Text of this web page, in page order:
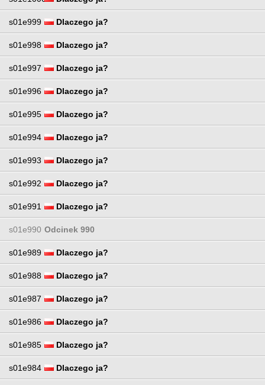
s01e999 Dlaczego ja?
s01e998 Dlaczego ja?
s01e997 Dlaczego ja?
s01e996 Dlaczego ja?
s01e995 Dlaczego ja?
s01e994 Dlaczego ja?
s01e993 Dlaczego ja?
s01e992 Dlaczego ja?
s01e991 Dlaczego ja?
s01e990 Odcinek 990
s01e989 Dlaczego ja?
s01e988 Dlaczego ja?
s01e987 Dlaczego ja?
s01e986 Dlaczego ja?
s01e985 Dlaczego ja?
s01e984 Dlaczego ja?